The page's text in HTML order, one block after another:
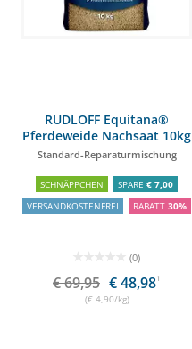
RUDLOFF Equitana®
Pferdeweide Nachsaat 10kg
Standard-Reparaturmischung
SCHNÄPPCHEN SPARE € 7,00
VERSANDKOSTENFREI
RABATT 30%
(0)
€ 69,95 € 48,981
(€ 4,90/kg)